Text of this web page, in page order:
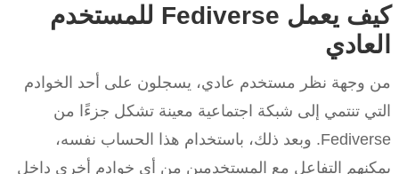
كيف يعمل Fediverse للمستخدم
العادي
من وجهة نظر مستخدم عادي، يسجلون على أحد الخوادم
التي تنتمي إلى شبكة اجتماعية معينة تشكل جزءًا من
Fediverse. وبعد ذلك، باستخدام هذا الحساب نفسه،
يمكنهم التفاعل مع المستخدمين من أي خوادم أخرى داخل